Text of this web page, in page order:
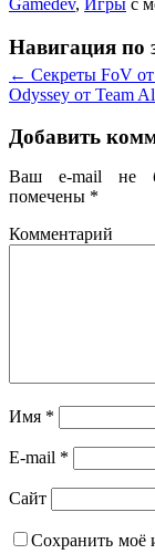
Gamedev, Игры с
Навигация по
← Секреты FoV
Odyssey от Team
Добавить
Ваш e-mail не
помечены *
Комментарий
Имя *
E-mail *
Сайт
Сохранить моё